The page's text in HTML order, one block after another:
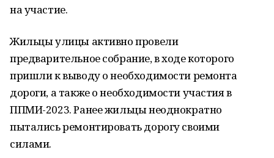
на участие.
Жильцы улицы активно провели
предварительное собрание, в ходе которого
пришли к выводу о необходимости ремонта
дороги, а также о необходимости участия в
ППМИ-2023. Ранее жильцы неоднократно
пытались ремонтировать дорогу своими
силами.